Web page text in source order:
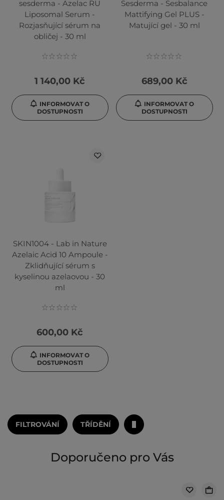
sesderma - Azelac RU
Liposomal Serum -
Rozjasňující sérum na
obličej - 30 ml
1 140,00 Kč
INFORMOVAT O
DOSTUPNOSTI
Sesderma - Sesbalance
Mattifying Gel PLUS -
Matující gel - 30 ml
689,00 Kč
INFORMOVAT O
DOSTUPNOSTI
SKIN1004 - Lab in Nature
Azelaic Acid 10 Ampoule -
Zklidňující sérum s
kyselinou azelaovou - 30
ml
600,00 Kč
INFORMOVAT O
DOSTUPNOSTI
FILTROVÁNÍ TŘÍDĚNÍ
Doporučeno pro Vás